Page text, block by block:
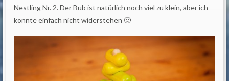
Nestling Nr. 2. Der Bub ist natürlich noch viel zu klein, aber ich
konnte einfach nicht widerstehen 🙂